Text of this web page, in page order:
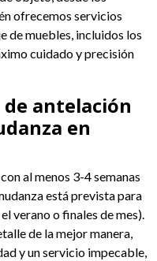
ofrecemos servicios
de muebles, incluidos los
cuidado y precisión
antelación
en
al menos 3-4 semanas
está prevista para
verano o finales de mes).
de la mejor manera,
y un servicio impecable,